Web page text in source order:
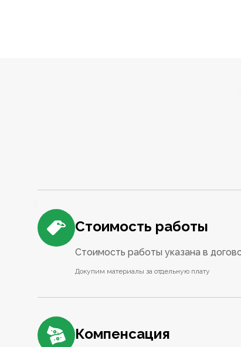
Стоимость работы
Стоимость работы указана в
Докупим материалы за отдельную плату
Компенсация